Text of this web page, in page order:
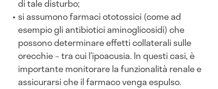
di tale disturbo;
si assumono farmaci ototossici (come ad
esempio gli antibiotici aminoglicosidi) che
possono determinare effetti collaterali sulle
orecchie – tra cui l’ipoacusia. In questi casi, è
importante monitorare la funzionalità renale e
assicurarsi che il farmaco venga espulso.